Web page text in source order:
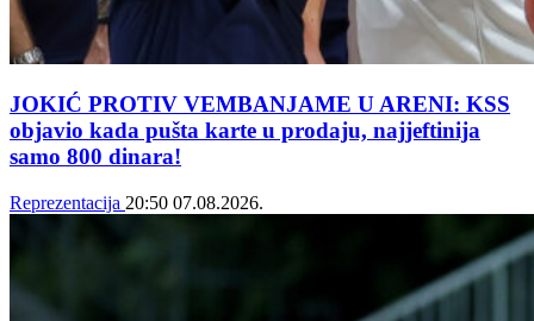
JOKIĆ PROTIV VEMBANJAME U ARENI: KSS
objavio kada pušta karte u prodaju, najjeftinija
samo 800 dinara!
Reprezentacija 20:50 07.08.2026.